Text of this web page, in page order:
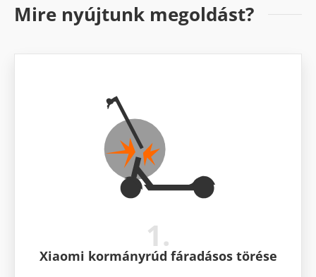
Mire nyújtunk megoldást?
1.
Xiaomi kormányrúd fáradásos törése